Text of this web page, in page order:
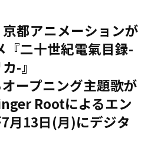
京都アニメーションが
『二十世紀電氣目録-
-』
ープニング主題歌が
Rootによるエン
月13日(月)にデジタ